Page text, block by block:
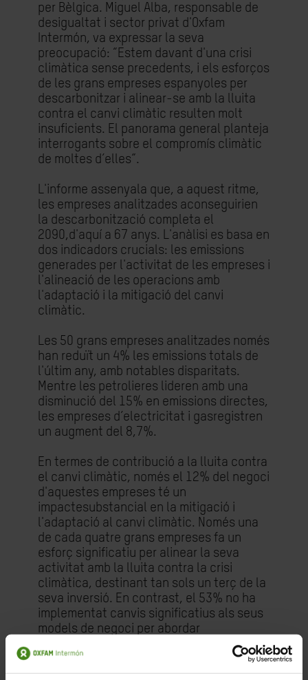
per Bèlgica. Miguel Alba, responsable de
desigualtat i sector privat d'Oxfam
Intermón, va expressar la seva
preocupació: “Estem davant d'una crisi
climàtica sense precedents, i els esforços
de les grans empreses espanyoles per
descarbonitzar i alinear-se amb la lluita
contra el canvi climàtic resulten molt
insuficients. El panorama general planteja
interrogants sobre el compromís climàtic
de moltes d’elles”.
L'informe assenyala que, a aquest ritme,
les empreses analitzades aconseguirien
la descarbonització completa el
2090,d'aquí a 67 anys. L'anàlisi es basa en
dos indicadors crucials: les emissions
generades per l'activitat de les empreses i
l'alineació de les operacions amb
l'adaptació i la mitigació del canvi
climàtic.
Les 50 grans empreses analitzades només
han reduït un 4% les emissions totals de
l'últim any, amb notables disparitats.
Mentre les petrolieres lideren amb una
disminució del 15% en emissions directes,
les empreses d’electricitat i gasregistren
un augment del 8,7%.
En termes de contribució a la lluita contra
el canvi climàtic, només el 12% del negoci
d'aquestes empreses té un
impactesubstancial en la mitigació i
l'adaptació al canvi climàtic. Només una
de cada quatre grans empreses fa un
esforç significatiu per alinear la seva
activitat amb la lluita contra la crisi
climàtica, destinant tan sols un terç de la
seva inversió. En contrast, el 53% no ha
implementat canvis significatius als seus
models de negoci per abordar
“És també una realitat que la crisi